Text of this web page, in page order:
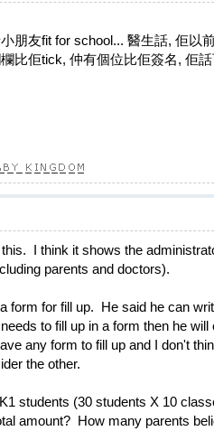
朋友fit for school... 醫生話, 佢以
比佢tick, 仲有個位比佢簽名, 佢
I think it shows the
parents and doctors).
form for fill up. He said he can
to fill up in a form then he will
any form to fill up and I don't
the other.
students (30 students X 10
amount? How many parents